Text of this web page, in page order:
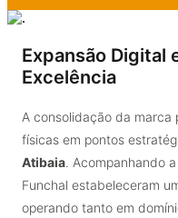
Expansão Digital
Excelência
A consolidação da marca
físicas em pontos
Atibaia. Acompanhando
Funchal estabeleceram
operando tanto em